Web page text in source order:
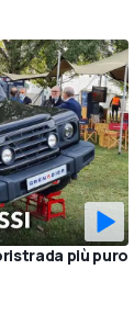
più puro